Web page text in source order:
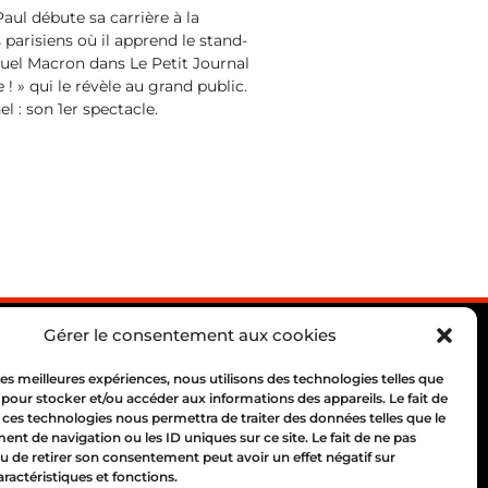
Gérer le consentement aux cookies
meilleures expériences, nous utilisons des technologies telles que
stocker et/ou accéder aux informations des appareils. Le fait de
technologies nous permettra de traiter des données telles que le
de navigation ou les ID uniques sur ce site. Le fait de ne pas
de retirer son consentement peut avoir un effet négatif sur
et fonctions.
débute sa carrière à la
parisiens où il apprend le stand-
Macron dans Le Petit Journal
! » qui le révèle au grand public.
: son 1er spectacle.
Lyon
00